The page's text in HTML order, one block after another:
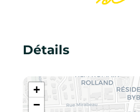
Détails
+
−